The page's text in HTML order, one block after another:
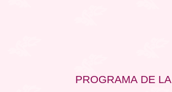
PROGRAMA DE LA